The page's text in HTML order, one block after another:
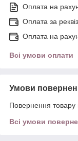
Оплата на
Оплата за
Оплата на
Всі умови оплати
Умови
Повернення товару
Всі умови